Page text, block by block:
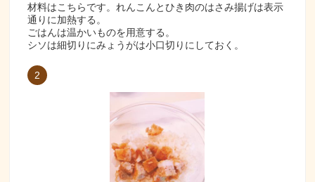
材料はこちらです。れんこんとひき肉のはさみ揚げは表示
通りに加熱する。
ごはんは温かいものを用意する。
シソは細切りにみょうがは小口切りにしておく。
2